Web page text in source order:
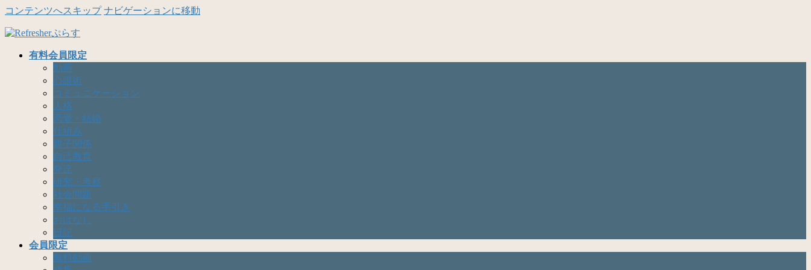
コンテンツへスキップ ナビゲーションに移動
有料会員限定
動画
心眼術
コミュニケーション
人格
恋愛・結婚
仕組み
親子関係
自己教育
発達
研究・考察
社会問題
幸福になる手引き
おはなし
日記
会員限定
無料動画